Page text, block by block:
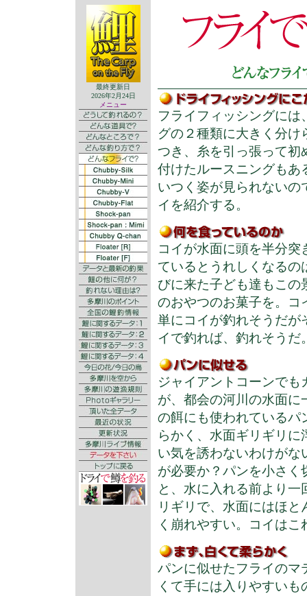
最終更新日
2026年2月24日
メニュー
フライフィッシングに
グの２種類に大きく分
つき、糸を引っ張って
付けたルースニングもあ
いつく姿が見られないの
イを紹介する。
コイが水面に頭を半分
ているとうれしくなる
びに来た子ども達もこ
のおやつのお菓子を。コ
単にコイが釣れそうだが
イで釣れば、釣れそうだ
ジャイアントコーンで
が、都会の河川の水面に
の餌にも使われているパ
らかく、水面ギリギリ
い気を誘わないわけがな
が必要か？パンを小さく
と、水に入れる前より
リギリで、水面にはほ
く崩れやすい。コイは
パンに似せたフライのマ
くて手には入りやすいも